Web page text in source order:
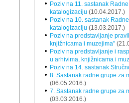
Poziv na 11. sastanak
katalogizaciju (10.04.2017.)
Poziv na 10. sastanak
katalogizaciju (13.03.2017.)
Poziv na predstavljanje
knjižnicama i muzejima"
Poziv na predstavljanje i
u arhivima, knjižnicama i
Poziv na 14. sastanak
8. Sastanak radne grupe za
(06.05.2016.)
7. Sastanak radne grupe za
(03.03.2016.)